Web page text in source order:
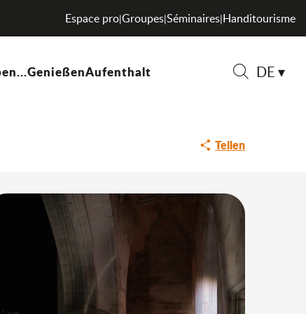
DE
Espace pro|Groupes|Séminaires|Handitourisme
GenießenAufenthalt
Teilen